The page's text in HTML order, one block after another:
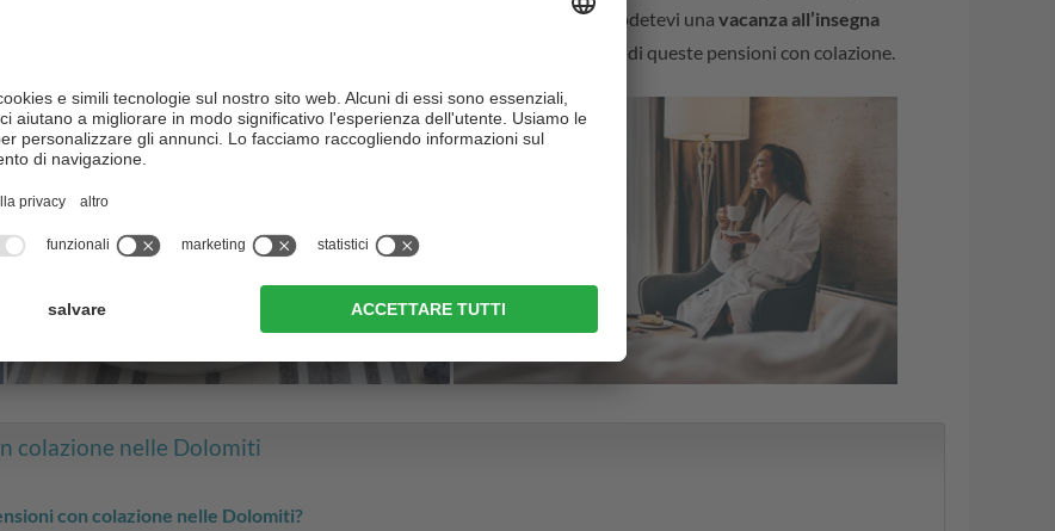
dei consigli e dei suggerimenti della vostra famiglia ospitante. Godetevi una vacanza all’insegna
– in Trentino, in Alto Adige e nelle Dolomiti Bellunesi – e prenotate una di queste pensioni con colazione.
colazione nelle Dolomiti
con colazione nelle Dolomiti?